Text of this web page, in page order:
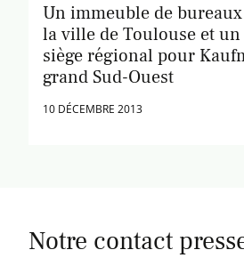
Un immeuble de
la ville de Toulouse et
siège régional pour
grand Sud-Ouest
10 DÉCEMBRE 2013
Notre contact